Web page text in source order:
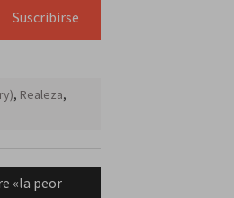
Suscribirse
, Realeza,
«la peor